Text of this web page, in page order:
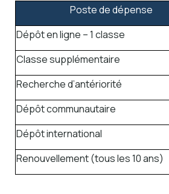
Poste de dépense
Dépôt en ligne – 1 classe
Classe supplémentaire
Recherche d’antériorité
Dépôt communautaire
Dépôt international
Renouvellement (tous les 10 ans)